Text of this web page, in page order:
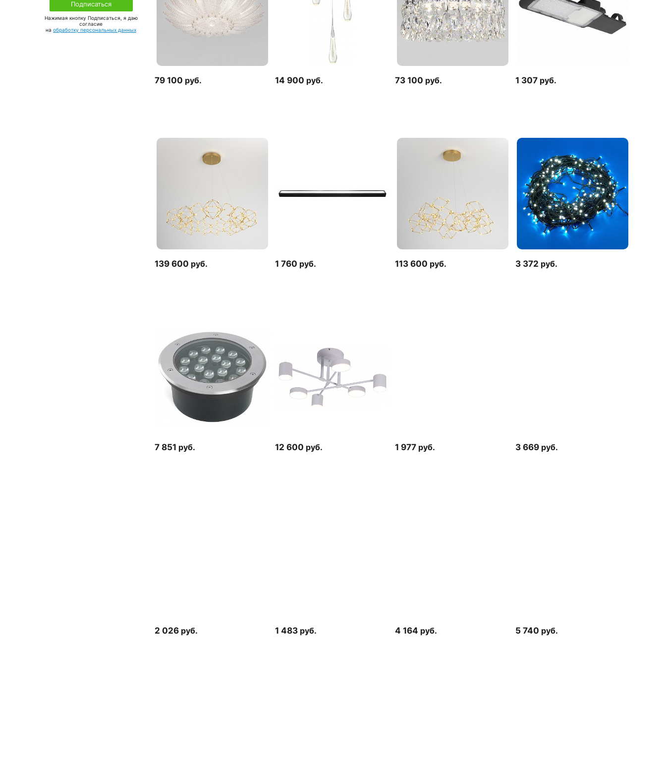
Нажимая кнопку Подписаться, я даю
соглаcие
на обработку персональных данных
79 100 руб. 14 900 руб. 73 100 руб. 1 307 руб.
139 600 руб. 1 760 руб. 113 600 руб. 3 372 руб.
7 851 руб. 12 600 руб. 1 977 руб. 3 669 руб.
2 026 руб. 1 483 руб. 4 164 руб. 5 740 руб.